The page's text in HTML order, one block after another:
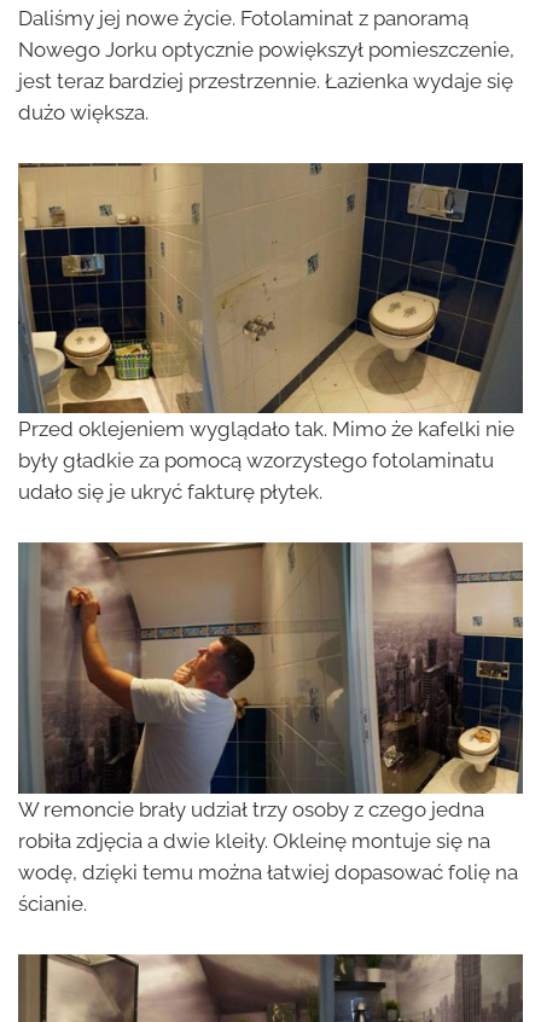
Daliśmy jej nowe życie. Fotolaminat z panoramą
Nowego Jorku optycznie powiększył pomieszczenie,
jest teraz bardziej przestrzennie. Łazienka wydaje się
dużo większa.
Przed oklejeniem wyglądało tak. Mimo że kafelki nie
były gładkie za pomocą wzorzystego fotolaminatu
udało się je ukryć fakturę płytek.
W remoncie brały udział trzy osoby z czego jedna
robiła zdjęcia a dwie kleiły. Okleinę montuje się na
wodę, dzięki temu można łatwiej dopasować folię na
ścianie.